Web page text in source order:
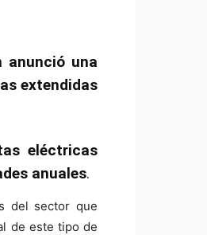
anunció una
extendidas
eléctricas
anuales.
del sector que
de este tipo de